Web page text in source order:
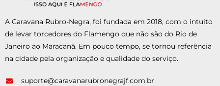
A Caravana Rubro-Negra, foi fundada em 2018, com o intuito
de levar torcedores do Flamengo que não são do Rio de
Janeiro ao Maracanã. Em pouco tempo, se tornou referência
na cidade pela organização e qualidade do serviço.
suporte@caravanarubronegrajf.com.br